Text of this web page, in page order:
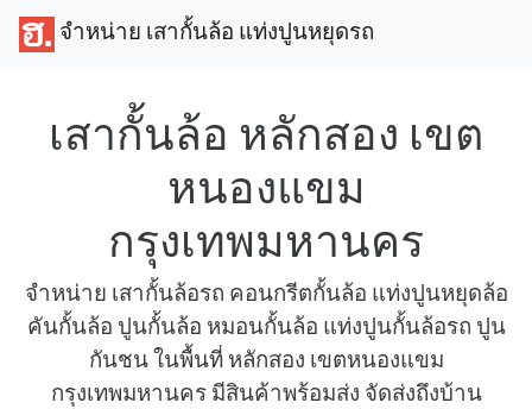
จำหน่าย เสากั้นล้อ แท่งปูนหยุดรถ
เสากั้นล้อ หลักสอง เขต
หนองแขม
กรุงเทพมหานคร
จำหน่าย เสากั้นล้อรถ คอนกรีตกั้นล้อ แท่งปูนหยุดล้อ
คันกั้นล้อ ปูนกั้นล้อ หมอนกั้นล้อ แท่งปูนกั้นล้อรถ ปูน
กันชน ในพื้นที่ หลักสอง เขตหนองแขม
กรุงเทพมหานคร มีสินค้าพร้อมส่ง จัดส่งถึงบ้าน